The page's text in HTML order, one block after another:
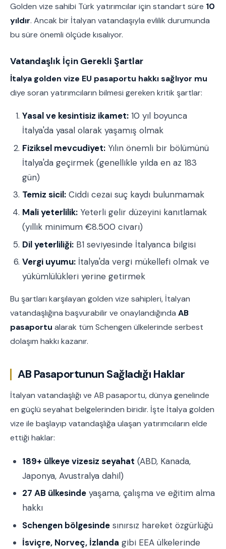
Golden vize sahibi Türk yatırımcılar için standart süre 10
yıldır. Ancak bir İtalyan vatandaşıyla evlilik durumunda
bu süre önemli ölçüde kısalıyor.
Vatandaşlık İçin Gerekli Şartlar
İtalya golden vize EU pasaportu hakkı sağlıyor mu
diye soran yatırımcıların bilmesi gereken kritik şartlar:
Yasal ve kesintisiz ikamet: 10 yıl boyunca
İtalya'da yasal olarak yaşamış olmak
Fiziksel mevcudiyet: Yılın önemli bir bölümünü
İtalya'da geçirmek (genellikle yılda en az 183
gün)
Temiz sicil: Ciddi cezai suç kaydı bulunmamak
Mali yeterlilik: Yeterli gelir düzeyini kanıtlamak
(yıllık minimum €8.500 civarı)
Dil yeterliliği: B1 seviyesinde İtalyanca bilgisi
Vergi uyumu: İtalya'da vergi mükellefi olmak ve
yükümlülükleri yerine getirmek
Bu şartları karşılayan golden vize sahipleri, İtalyan
vatandaşlığına başvurabilir ve onaylandığında AB
pasaportu alarak tüm Schengen ülkelerinde serbest
dolaşım hakkı kazanır.
AB Pasaportunun Sağladığı Haklar
İtalyan vatandaşlığı ve AB pasaportu, dünya genelinde
en güçlü seyahat belgelerinden biridir. İşte İtalya golden
vize ile başlayıp vatandaşlığa ulaşan yatırımcıların elde
ettiği haklar:
189+ ülkeye vizesiz seyahat (ABD, Kanada,
Japonya, Avustralya dahil)
27 AB ülkesinde yaşama, çalışma ve eğitim alma
hakkı
Schengen bölgesinde sınırsız hareket özgürlüğü
İsviçre, Norveç, İzlanda gibi EEA ülkelerinde